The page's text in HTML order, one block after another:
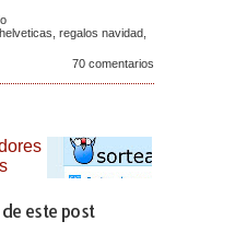
regalos navidad
70 comentarios
este post